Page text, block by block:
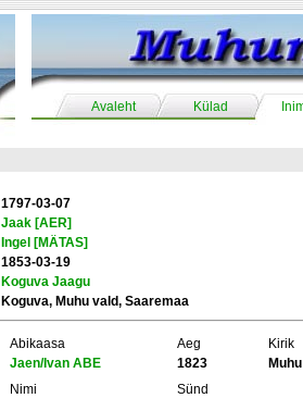
Avaleht Külad
1797-03-07
Jaak [AER]
Ingel [MÄTAS]
1853-03-19
Koguva Jaagu
Koguva, Muhu vald, Saaremaa
Abikaasa Aeg
Kirik
Jaen/Ivan ABE
1823
Muhu
Nimi
Sünd